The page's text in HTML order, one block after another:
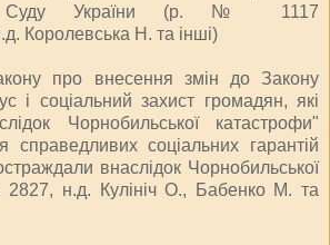
Суду України (р. № 1117
Королевська Н. та інші)
про внесення змін до Закону
і соціальний захист громадян, які
Чорнобильської катастрофи"
справедливих соціальних гарантій
внаслідок Чорнобильської
н.д. Кулініч О., Бабенко М. та